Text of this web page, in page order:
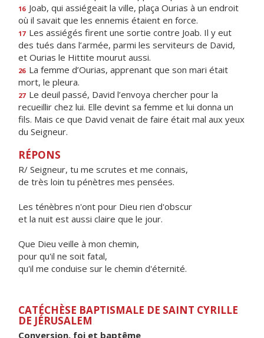
16 Joab, qui assiégeait la ville, plaça Ourias à un endroit
où il savait que les ennemis étaient en force.
17 Les assiégés firent une sortie contre Joab. Il y eut
des tués dans l’armée, parmi les serviteurs de David,
et Ourias le Hittite mourut aussi.
26 La femme d’Ourias, apprenant que son mari était
mort, le pleura.
27 Le deuil passé, David l’envoya chercher pour la
recueillir chez lui. Elle devint sa femme et lui donna un
fils. Mais ce que David venait de faire était mal aux yeux
du Seigneur.
RÉPONS
R/ Seigneur, tu me scrutes et me connais,
de très loin tu pénètres mes pensées.
Les ténèbres n'ont pour Dieu rien d'obscur
et la nuit est aussi claire que le jour.
Que Dieu veille à mon chemin,
pour qu'il ne soit fatal,
qu'il me conduise sur le chemin d'éternité.
CATÉCHÈSE BAPTISMALE DE SAINT CYRILLE
DE JÉRUSALEM
Conversion, foi et baptême